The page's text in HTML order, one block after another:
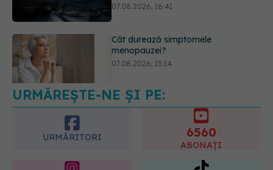
07.08.2026, 16:41
Cât durează simptomele
menopauzei?
07.08.2026, 15:14
URMĂREȘTE-NE ȘI PE:
URMĂRITORI 6560
ABONAȚI